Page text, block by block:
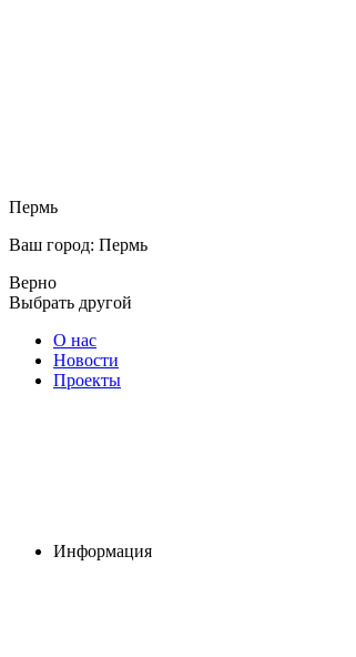
Пермь
Ваш город: Пермь
Верно
Выбрать другой
О нас
Новости
Проекты
Информация